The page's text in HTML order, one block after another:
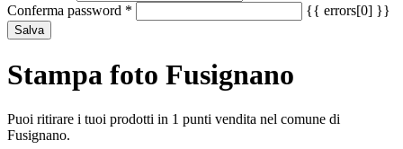
Conferma password * {{ errors[0] }}
Salva
Stampa foto Fusignano
Puoi ritirare i tuoi prodotti in 1 punti vendita nel comune di
Fusignano.